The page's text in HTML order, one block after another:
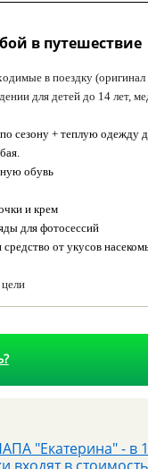
в путешествие
в поездку (оригинал
для детей до 14 лет,
сезону + теплую одежду
обувь
и крем
для фотосессий
от укусов
сталинских
"Екатерина" - в